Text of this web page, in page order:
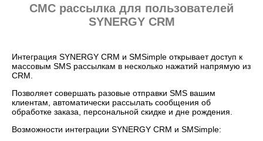
СМС рассылка для пользователей
SYNERGY CRM
Интеграция SYNERGY CRM и SMSimple открывает доступ к
массовым SMS рассылкам в несколько нажатий напрямую из
CRM.
Позволяет совершать разовые отправки SMS вашим
клиентам, автоматически рассылать сообщения об
обработке заказа, персональной скидке и дне рождения.
Возможности интеграции SYNERGY CRM и SMSimple: